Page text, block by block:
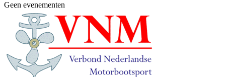
Geen evenementen